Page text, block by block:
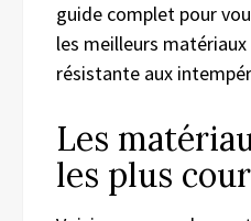
guide complet pour
les meilleurs
résistante aux
Les
les plus